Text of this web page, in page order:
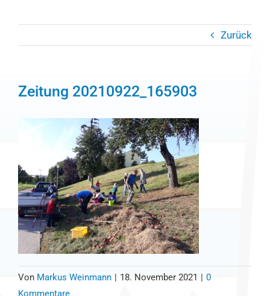
Zurück
Zeitung 20210922_165903
Von Markus Weinmann | 18. November 2021 | 0
Kommentare